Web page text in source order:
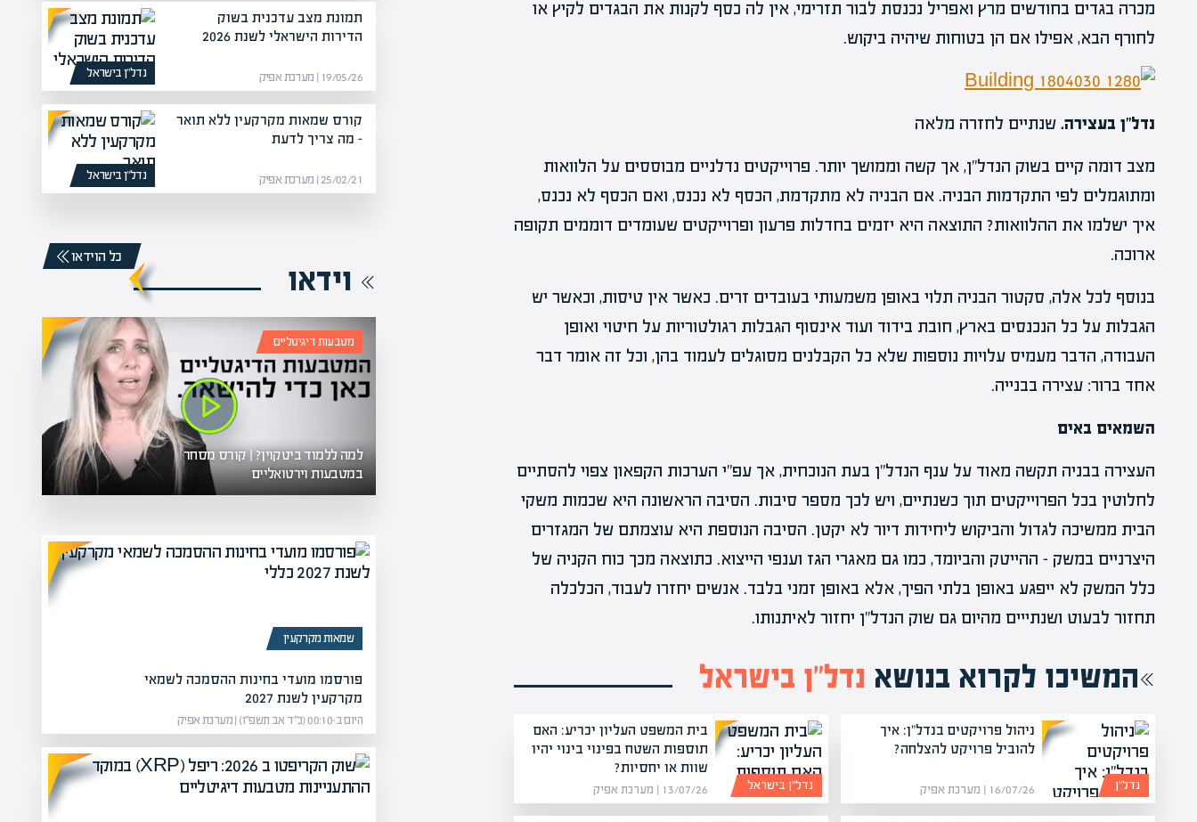
מכרה בגדים בחודשים מרץ ואפריל נכנסת לבור תזרימי, אין לה כסף לקנות את הבגדים לקיץ או
לחורף הבא, אפילו אם הן בטוחות שיהיה ביקוש.
נדל"ן בעצירה. שנתיים לחזרה מלאה
מצב דומה קיים בשוק הנדל"ן, אך קשה וממושך יותר. פרוייקטים נדלניים מבוססים על הלוואות
ומתוגמלים לפי התקדמות הבניה. אם הבניה לא מתקדמת, הכסף לא נכנס, ואם הכסף לא נכנס,
איך ישלמו את ההלוואות? התוצאה היא יזמים בחדלות פרעון ופרוייקטים שעומדים דוממים תקופה
ארוכה.
בנוסף לכל אלה, סקטור הבניה תלוי באופן משמעותי בעובדים זרים. כאשר אין טיסות, וכאשר יש
הגבלות על כל הנכנסים בארץ, חובת בידוד ועוד אינסוף הגבלות רגולטוריות על חיטוי ואופן
העבודה, הדבר מעמיס עלויות נוספות שלא כל הקבלנים מסוגלים לעמוד בהן, וכל זה אומר דבר
אחד ברור: עצירה בבנייה.
השמאים באים
העצירה בבניה תקשה מאוד על ענף הנדל"ן בעת הנוכחית, אך עפ"י הערכות הקפאון צפוי להסתיים
לחלוטין בכל הפרוייקטים תוך כשנתיים, ויש לכך מספר סיבות. הסיבה הראשונה היא שכמות משקי
הבית ממשיכה לגדול והביקוש ליחידות דיור לא יקטן. הסיבה הנוספת היא עוצמתם של המגזרים
היצרניים במשק – ההייטק והביומד, כמו גם מאגרי הגז וענפי הייצוא. כתוצאה מכך כוח הקניה של
כלל המשק לא ייפגע באופן בלתי הפיך, אלא באופן זמני בלבד. אנשים יחזרו לעבוד, הכלכלה
תחזור לבעוט ושנתייים מהיום גם שוק הנדל"ן יחזור לאיתנותו.
המשיכו לקרוא בנושא נדל”ן בישראל
ניהול פרויקטים בנדל"ן: איך
להוביל פרויקט להצלחה?
16/07/26 | מערכת אפיק נדל”ן
בית המשפט העליון יכריע: האם
תוספות השטח בפינוי בינוי יהיו
שוות או יחסיות?
13/07/26 | מערכת אפיק נדל”ן בישראל
נדל”ן בישראל
תמונת מצב עדכנית בשוק
הדירות הישראלי לשנת 2026
19/05/26 | מערכת אפיק
נדל”ן בישראל
קורס שמאות מקרקעין ללא תואר
– מה צריך לדעת
25/02/21 | מערכת אפיק
וידאו
כל הוידאו
מטבעות דיגיטליים
למה ללמוד ביטקוין? | קורס מסחר
במטבעות וירטואליים
שמאות מקרקעין
פורסמו מועדי בחינות ההסמכה לשמאי
מקרקעין לשנת 2027
היום ב-00:10 (כ״ד אב תשפ״ו) | מערכת אפיק